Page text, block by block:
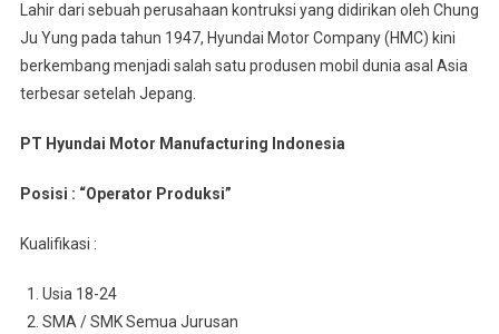
Lahir dari sebuah perusahaan kontruksi yang didirikan oleh Chung
Ju Yung pada tahun 1947, Hyundai Motor Company (HMC) kini
berkembang menjadi salah satu produsen mobil dunia asal Asia
terbesar setelah Jepang.
PT Hyundai Motor Manufacturing Indonesia
Posisi : “Operator Produksi”
Kualifikasi :
Usia 18-24
SMA / SMK Semua Jurusan